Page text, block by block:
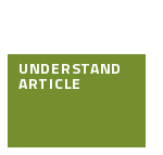
UNDERSTAND
ARTICLE